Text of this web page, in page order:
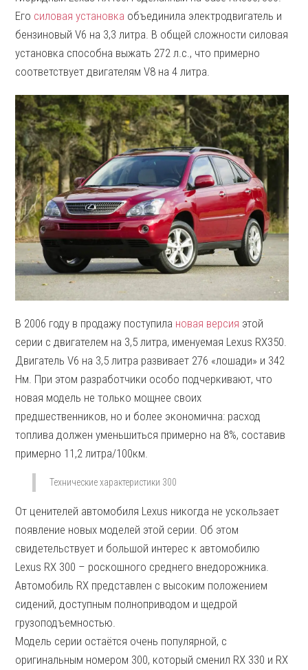
Его силовая установка объединила электродвигатель и
бензиновый V6 на 3,3 литра. В общей сложности силовая
установка способна выжать 272 л.с., что примерно
соответствует двигателям V8 на 4 литра.
В 2006 году в продажу поступила новая версия этой
серии с двигателем на 3,5 литра, именуемая Lexus RX350.
Двигатель V6 на 3,5 литра развивает 276 «лошади» и 342
Нм. При этом разработчики особо подчеркивают, что
новая модель не только мощнее своих
предшественников, но и более экономична: расход
топлива должен уменьшиться примерно на 8%, составив
примерно 11,2 литра/100км.
Технические характеристики 300
От ценителей автомобиля Lexus никогда не ускользает
появление новых моделей этой серии. Об этом
свидетельствует и большой интерес к автомобилю
Lexus RX 300 – роскошного среднего внедорожника.
Автомобиль RX представлен с высоким положением
сидений, доступным полноприводом и щедрой
грузоподъемностью.
Модель серии остаётся очень популярной, с
оригинальным номером 300, который сменил RX 330 и RX